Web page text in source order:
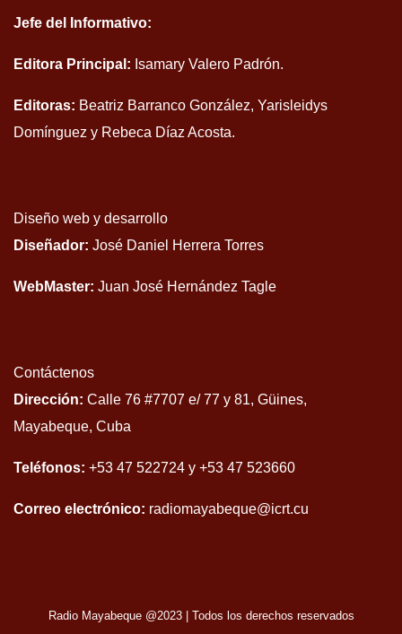
Jefe del Informativo:
Editora Principal: Isamary Valero Padrón.
Editoras: Beatriz Barranco González, Yarisleidys
Domínguez y Rebeca Díaz Acosta.
Diseño web y desarrollo
Diseñador: José Daniel Herrera Torres
WebMaster: Juan José Hernández Tagle
Contáctenos
Dirección: Calle 76 #7707 e/ 77 y 81, Güines,
Mayabeque, Cuba
Teléfonos: +53 47 522724 y +53 47 523660
Correo electrónico: radiomayabeque@icrt.cu
Radio Mayabeque @2023 Todos los derechos reservados